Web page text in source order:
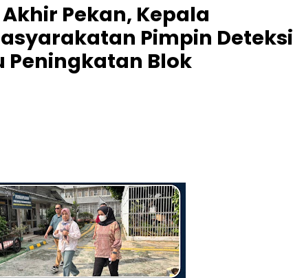
Pekan, Kepala
Pimpin Deteksi
Peningkatan Blok